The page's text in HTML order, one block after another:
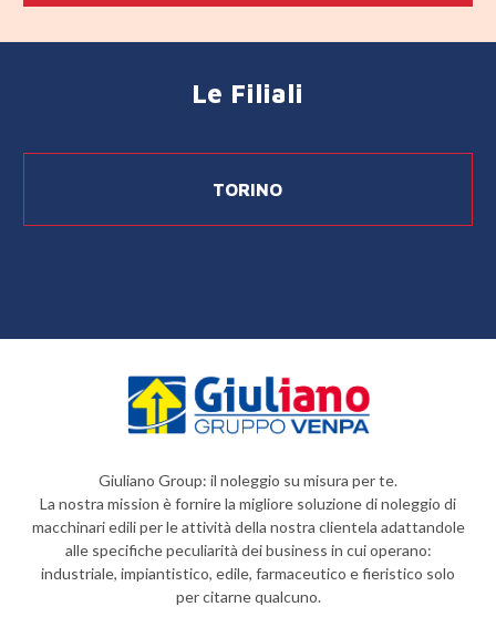
Le Filiali
TORINO
Giuliano Group: il noleggio su misura per te.
La nostra mission è fornire la migliore soluzione di noleggio di
macchinari edili per le attività della nostra clientela adattandole
alle specifiche peculiarità dei business in cui operano:
industriale, impiantistico, edile, farmaceutico e fieristico solo
per citarne qualcuno.